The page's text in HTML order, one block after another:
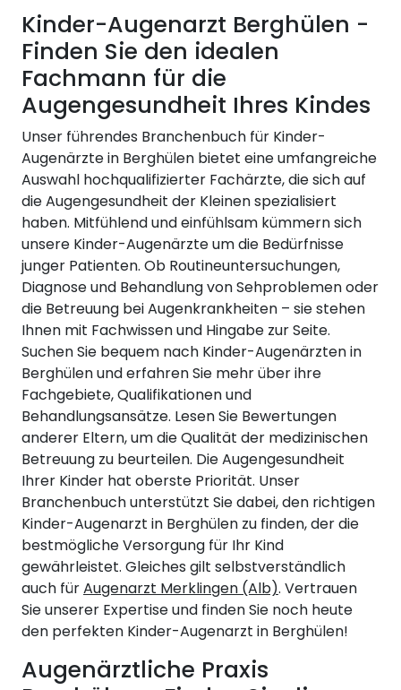
Kinder-Augenarzt Berghülen -
Finden Sie den idealen
Fachmann für die
Augengesundheit Ihres Kindes
Unser führendes Branchenbuch für Kinder-
Augenärzte in Berghülen bietet eine umfangreiche
Auswahl hochqualifizierter Fachärzte, die sich auf
die Augengesundheit der Kleinen spezialisiert
haben. Mitfühlend und einfühlsam kümmern sich
unsere Kinder-Augenärzte um die Bedürfnisse
junger Patienten. Ob Routineuntersuchungen,
Diagnose und Behandlung von Sehproblemen oder
die Betreuung bei Augenkrankheiten – sie stehen
Ihnen mit Fachwissen und Hingabe zur Seite.
Suchen Sie bequem nach Kinder-Augenärzten in
Berghülen und erfahren Sie mehr über ihre
Fachgebiete, Qualifikationen und
Behandlungsansätze. Lesen Sie Bewertungen
anderer Eltern, um die Qualität der medizinischen
Betreuung zu beurteilen. Die Augengesundheit
Ihrer Kinder hat oberste Priorität. Unser
Branchenbuch unterstützt Sie dabei, den richtigen
Kinder-Augenarzt in Berghülen zu finden, der die
bestmögliche Versorgung für Ihr Kind
gewährleistet. Gleiches gilt selbstverständlich
auch fürAugenarzt Merklingen (Alb). Vertrauen
Sie unserer Expertise und finden Sie noch heute
den perfekten Kinder-Augenarzt in Berghülen!
Augenärztliche Praxis